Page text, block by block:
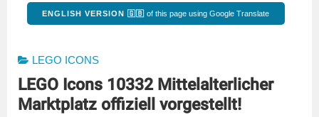
ENGLISH VERSION 🇬🇧 of this page using Google Translate
LEGO ICONS
LEGO Icons 10332 Mittelalterlicher
Marktplatz offiziell vorgestellt!